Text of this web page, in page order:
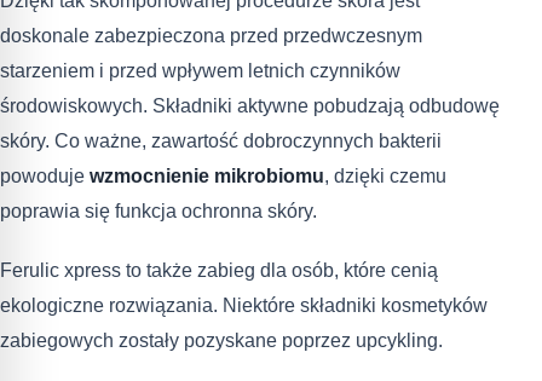
doskonale zabezpieczona przed przedwczesnym
starzeniem i przed wpływem letnich czynników
środowiskowych. Składniki aktywne pobudzają odbudowę
skóry. Co ważne, zawartość dobroczynnych bakterii
powoduje wzmocnienie mikrobiomu, dzięki czemu
poprawia się funkcja ochronna skóry.
Ferulic xpress to także zabieg dla osób, które cenią
ekologiczne rozwiązania. Niektóre składniki kosmetyków
zabiegowych zostały pozyskane poprzez upcykling.